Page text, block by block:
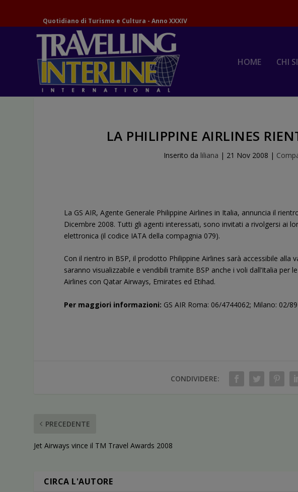
Quotidiano di Turismo e Cultura - Anno XXXIV
HOME CHI
LA PHILIPPINE AIRLINES
Inserito da liliana | 21 Nov 2008 |
La GS AIR, Agente Generale Philippine Airlines in Italia, annuncia il
Dicembre 2008. Tutti gli agenti interessati, sono invitati a rivolgersi ai
elettronica (il codice IATA della compagnia 079).
Con il rientro in BSP, il prodotto Philippine Airlines sarà accessibile alla
saranno visualizzabile e vendibili tramite BSP anche i voli dall’Italia per
Airlines con Qatar Airways, Emirates ed Etihad.
Per maggiori informazioni: GS AIR Roma: 06/4744062; Milano: 02/
CONDIVIDERE:
PRECEDENTE
Jet Airways vince il TM Travel Awards 2008
CIRCA L'AUTORE